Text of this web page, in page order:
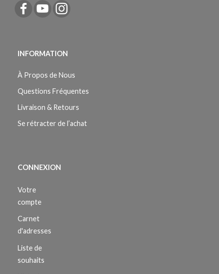
INFORMATION
À Propos de Nous
Questions Fréquentes
Livraison & Retours
Se rétracter de l’achat
CONNEXION
Votre
compte
Carnet
d'adresses
Liste de
souhaits